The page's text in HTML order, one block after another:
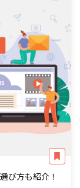
び方も紹介！